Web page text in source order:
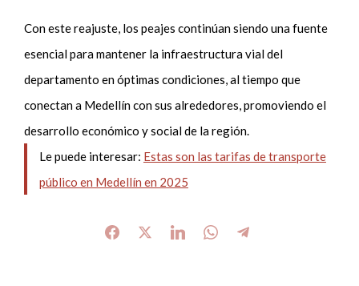
Con este reajuste, los peajes continúan siendo una fuente
esencial para mantener la infraestructura vial del
departamento en óptimas condiciones, al tiempo que
conectan a Medellín con sus alrededores, promoviendo el
desarrollo económico y social de la región.
Le puede interesar: Estas son las tarifas de transporte
público en Medellín en 2025